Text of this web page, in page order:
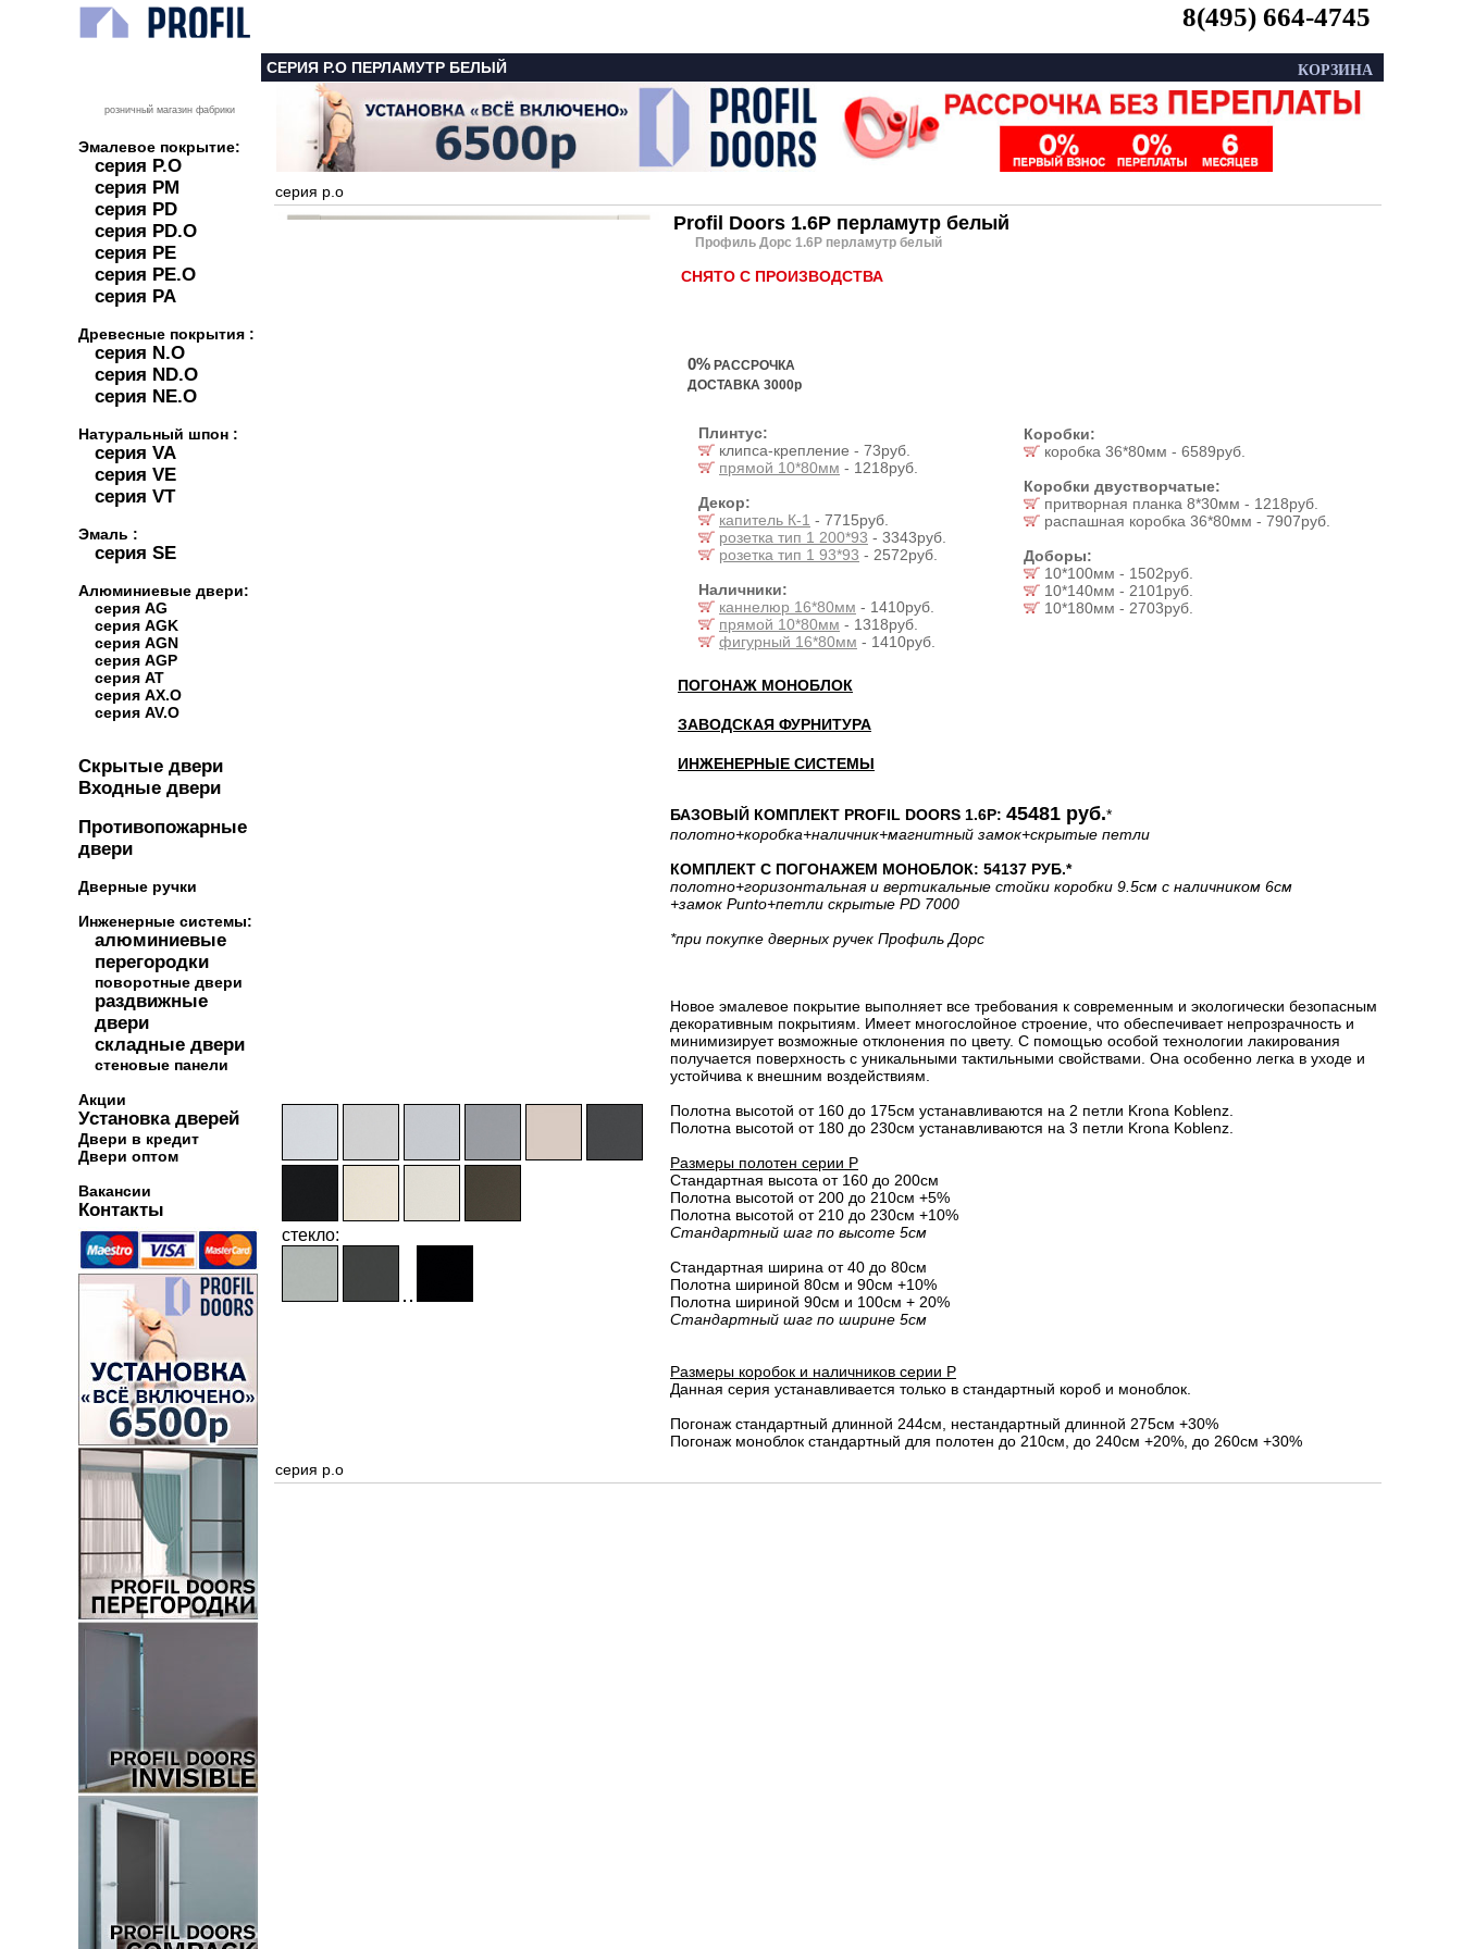
розничный магазин фабрики
Эмалевое покрытие:
серия P.O
серия PM
серия PD
серия PD.O
серия PE
серия PE.O
серия PA
Древесные покрытия :
серия N.O
серия ND.O
серия NE.O
Натуральный шпон :
серия VA
серия VE
серия VT
Эмаль :
серия SE
Алюминиевые двери:
серия AG
серия AGK
серия AGN
серия AGP
серия AT
серия AX.O
серия AV.O
Скрытые двери
Входные двери
Противопожарные
двери
Дверные ручки
Инженерные системы:
алюминиевые
перегородки
поворотные двери
раздвижные
двери
складные двери
стеновые панели
Акции
Установка дверей
Двери в кредит
Двери оптом
Вакансии
Контакты
8(495) 664-4745
КОРЗИНА
СЕРИЯ P.O ПЕРЛАМУТР БЕЛЫЙ
серия p.o
стекло:
Profil Doors 1.6P перламутр белый
Профиль Дорс 1.6P перламутр белый
СНЯТО С ПРОИЗВОДСТВА
0% РАССРОЧКА
ДОСТАВКА 3000р
Плинтус:
клипса-крепление - 73руб.
прямой 10*80мм - 1218руб.
Декор:
капитель К-1 - 7715руб.
розетка тип 1 200*93 - 3343руб.
розетка тип 1 93*93 - 2572руб.
Наличники:
каннелюр 16*80мм - 1410руб.
прямой 10*80мм - 1318руб.
фигурный 16*80мм - 1410руб.
Коробки:
коробка 36*80мм - 6589руб.
Коробки двустворчатые:
притворная планка 8*30мм - 1218руб.
распашная коробка 36*80мм - 7907руб.
Доборы:
10*100мм - 1502руб.
10*140мм - 2101руб.
10*180мм - 2703руб.
ПОГОНАЖ МОНОБЛОК
ЗАВОДСКАЯ ФУРНИТУРА
ИНЖЕНЕРНЫЕ СИСТЕМЫ
БАЗОВЫЙ КОМПЛЕКТ PROFIL DOORS 1.6P: 45481 руб.*
полотно+коробка+наличник+магнитный замок+скрытые петли
КОМПЛЕКТ С ПОГОНАЖЕМ МОНОБЛОК: 54137 РУБ.*
полотно+горизонтальная и вертикальные стойки коробки 9.5см с наличником 6см
+замок Punto+петли скрытые PD 7000
*при покупке дверных ручек Профиль Дорс
Новое эмалевое покрытие выполняет все требования к современным и экологически безопасным
декоративным покрытиям. Имеет многослойное строение, что обеспечивает непрозрачность и
минимизирует возможные отклонения по цвету. С помощью особой технологии лакирования
получается поверхность с уникальными тактильными свойствами. Она особенно легка в уходе и
устойчива к внешним воздействиям.
Полотна высотой от 160 до 175см устанавливаются на 2 петли Krona Koblenz.
Полотна высотой от 180 до 230см устанавливаются на 3 петли Krona Koblenz.
Размеры полотен серии P
Стандартная высота от 160 до 200см
Полотна высотой от 200 до 210см +5%
Полотна высотой от 210 до 230см +10%
Стандартный шаг по высоте 5см
Стандартная ширина от 40 до 80см
Полотна шириной 80cм и 90cм +10%
Полотна шириной 90см и 100см + 20%
Стандартный шаг по ширине 5см
Размеры коробок и наличников серии P
Данная серия устанавливается только в стандартный короб и моноблок.
Погонаж стандартный длинной 244см, нестандартный длинной 275см +30%
Погонаж моноблок стандартный для полотен до 210см, до 240см +20%, до 260см +30%
серия p.o